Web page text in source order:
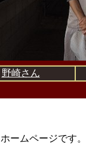
野崎さん
ームページです。